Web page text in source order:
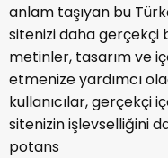
anlam taşıyan bu
sitenizi daha gerçekçi
metinler, tasarım ve
etmenize yardımcı
kullanıcılar, gerçekçi
sitenizin işlevselliğini
potans